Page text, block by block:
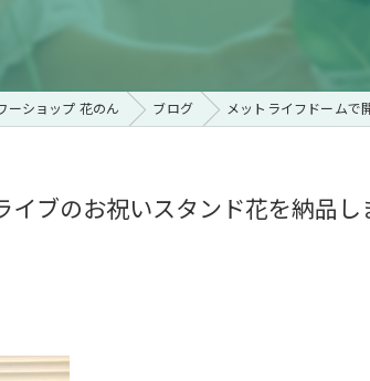
ーショップ 花のん ブログ メットライフドームで
イブのお祝いスタンド花を納品し